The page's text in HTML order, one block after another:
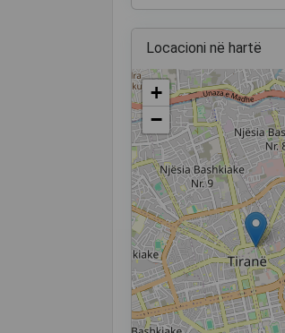
Locacioni në hartë
+
−